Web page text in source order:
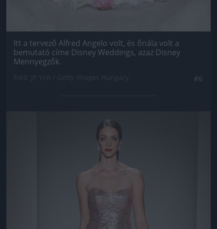
Itt a tervező Alfred Angelo volt, és őnála volt a
bemutató címe Disney Weddings, azaz Disney
Mennyegzők.
Jön még kép!